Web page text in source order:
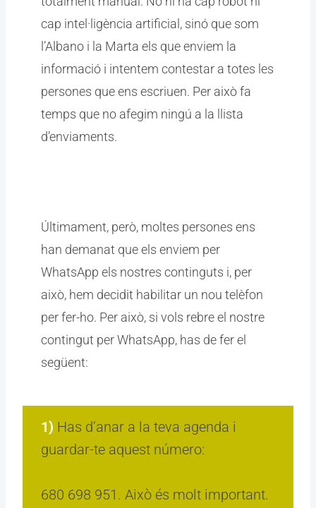
cap intel·ligència artificial, sinó que som
l’Albano i la Marta els que enviem la
informació i intentem contestar a totes les
persones que ens escriuen. Per això fa
temps que no afegim ningú a la llista
d’enviaments.
Últimament, però, moltes persones ens
han demanat que els enviem per
WhatsApp els nostres continguts i, per
això, hem decidit habilitar un nou telèfon
per fer-ho. Per això, si vols rebre el nostre
contingut per WhatsApp, has de fer el
següent:
1) Has d’anar a la teva agenda i
guardar-te aquest número:
680 698 951. Això és molt important.